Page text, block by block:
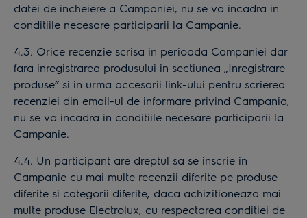
datei de incheiere a Campaniei, nu se va incadra in
conditiile necesare participarii la Campanie.
4.3. Orice recenzie scrisa in perioada Campaniei dar
fara inregistrarea produsului in sectiunea „Inregistrare
produse” si in urma accesarii link-ului pentru scrierea
recenziei din email-ul de informare privind Campania,
nu se va incadra in conditiile necesare participarii la
Campanie.
4.4. Un participant are dreptul sa se inscrie in
Campanie cu mai multe recenzii diferite pe produse
diferite si categorii diferite, daca achizitioneaza mai
multe produse Electrolux, cu respectarea conditiei de